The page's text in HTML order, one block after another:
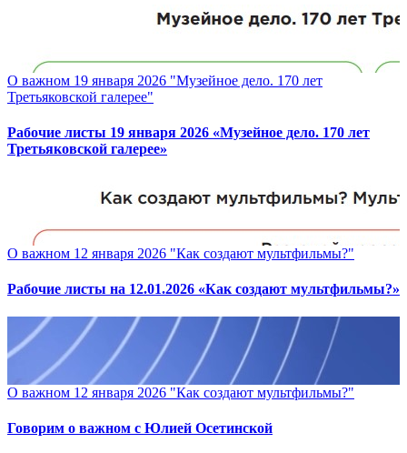
О важном 19 января 2026 "Музейное дело. 170 лет
Третьяковской галерее"
Рабочие листы 19 января 2026 «Музейное дело. 170 лет
Третьяковской галерее»
О важном 12 января 2026 "Как создают мультфильмы?"
Рабочие листы на 12.01.2026 «Как создают мультфильмы?»
О важном 12 января 2026 "Как создают мультфильмы?"
Говорим о важном с Юлией Осетинской